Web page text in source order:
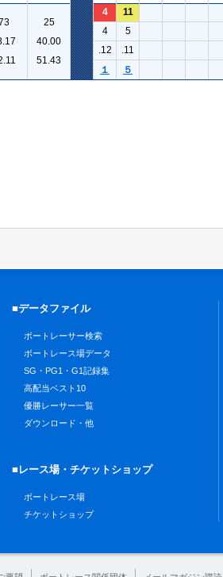
25
40.00
51.43
4
11
4
5
.12
.11
１
５
■データファイル
ボートレーサー検索
ボートレース場データ
SG・PG1・G1記録集
高配当ベスト10
優勝レーサー一覧
ダウンロード・他
■レース場・チケットショップ
ボートレース場
チケットショップ